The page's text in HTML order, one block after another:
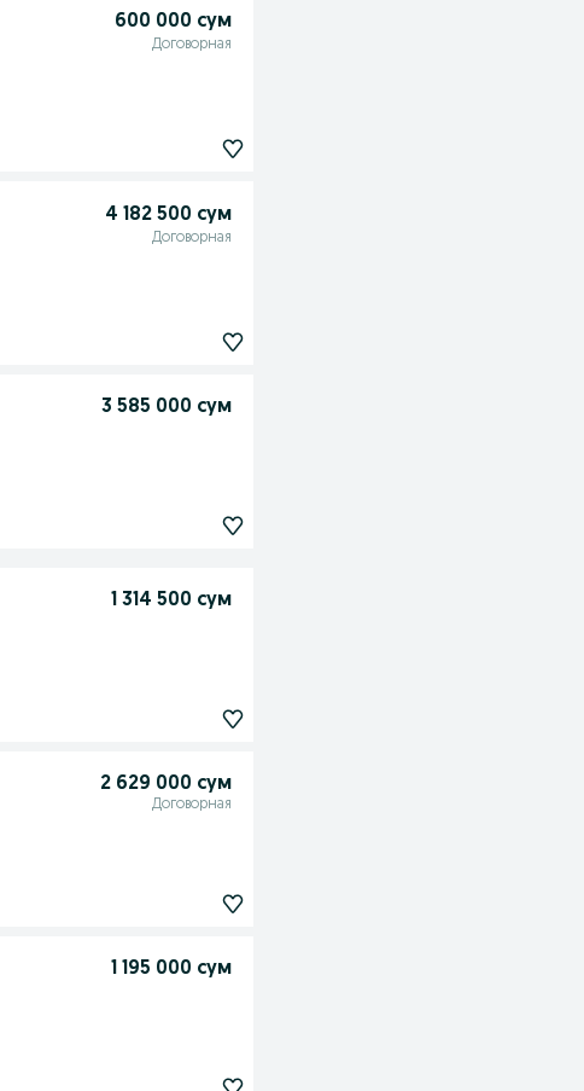
600 000 сум
Договорная
4 182 500 сум
Договорная
3 585 000 сум
1 314 500 сум
2 629 000 сум
Договорная
1 195 000 сум